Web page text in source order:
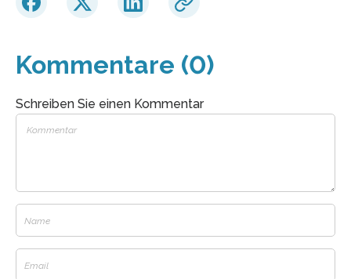
Kommentare (0)
Schreiben Sie einen Kommentar